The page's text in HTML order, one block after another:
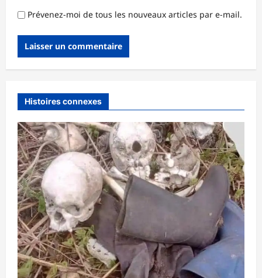
Prévenez-moi de tous les nouveaux articles par e-mail.
Histoires connexes